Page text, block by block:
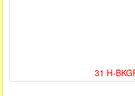
31 H-